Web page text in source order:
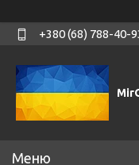
+380 (68) 788-40-